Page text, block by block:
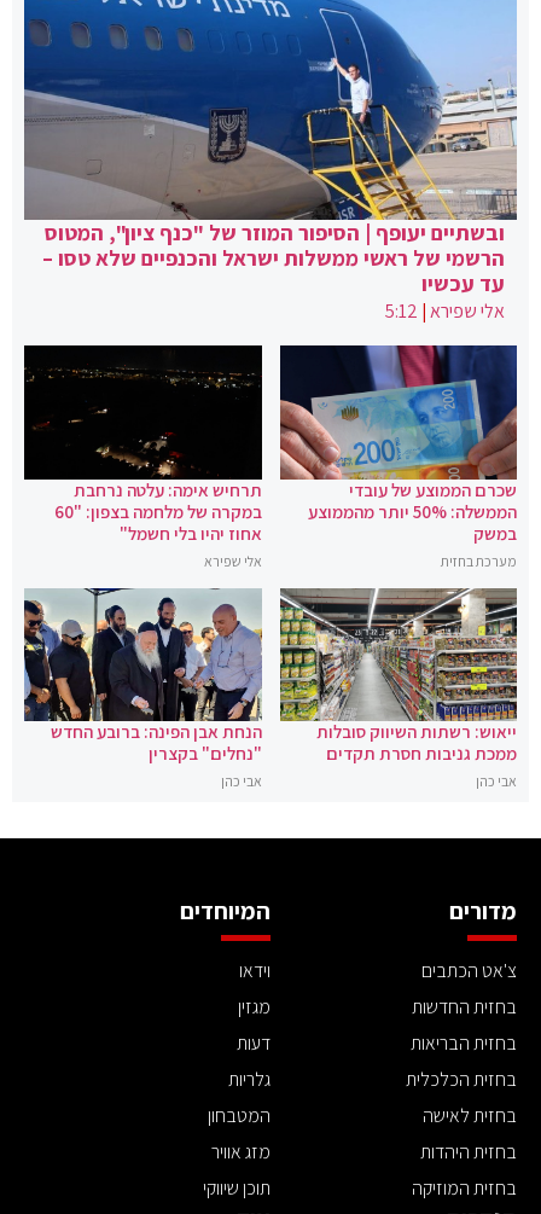
ובשתיים יעופף | הסיפור המוזר של "כנף ציון", המטוס
הרשמי של ראשי ממשלות ישראל והכנפיים שלא טסו –
עד עכשיו
אלי שפירא|
5:12
שכרם הממוצע של עובדי
הממשלה: 50% יותר מהממוצע
במשק
מערכת בחזית
תרחיש אימה: עלטה נרחבת
במקרה של מלחמה בצפון: "60
אחוז יהיו בלי חשמל"
אלי שפירא
ייאוש: רשתות השיווק סובלות
ממכת גניבות חסרת תקדים
אבי כהן
הנחת אבן הפינה: ברובע החדש
"נחלים" בקצרין
אבי כהן
מדורים
צ'אט הכתבים
בחזית החדשות
בחזית הבריאות
בחזית הכלכלית
בחזית לאישה
בחזית היהדות
בחזית המוזיקה
המיוחדים
וידאו
מגזין
דעות
גלריות
המטבחון
מזג אוויר
תוכן שיווקי